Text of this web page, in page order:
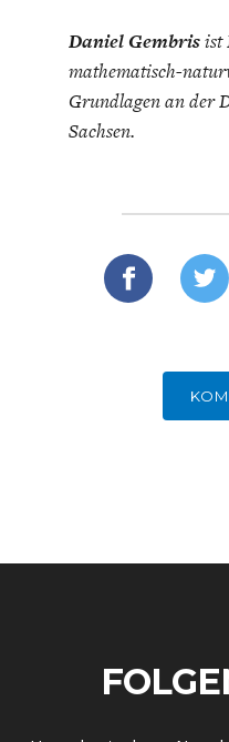
Daniel Gembrisist
mathematisch-
Grundlagen an der
Sachsen.